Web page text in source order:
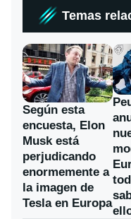
Temas
Según esta
encuesta, Elon
Musk está
perjudicando
enormemente a
la imagen de
Tesla en Europa